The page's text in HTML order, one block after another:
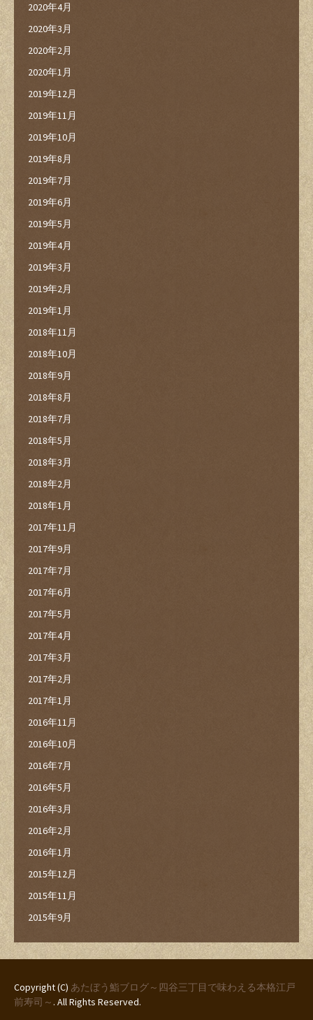
2020年4月
2020年3月
2020年2月
2020年1月
2019年12月
2019年11月
2019年10月
2019年8月
2019年7月
2019年6月
2019年5月
2019年4月
2019年3月
2019年2月
2019年1月
2018年11月
2018年10月
2018年9月
2018年8月
2018年7月
2018年5月
2018年3月
2018年2月
2018年1月
2017年11月
2017年9月
2017年7月
2017年6月
2017年5月
2017年4月
2017年3月
2017年2月
2017年1月
2016年11月
2016年10月
2016年7月
2016年5月
2016年3月
2016年2月
2016年1月
2015年12月
2015年11月
2015年9月
Copyright (C) あたぼう鮨ブログ～四谷三丁目で味わえる本格江戸
前寿司～ . All Rights Reserved.